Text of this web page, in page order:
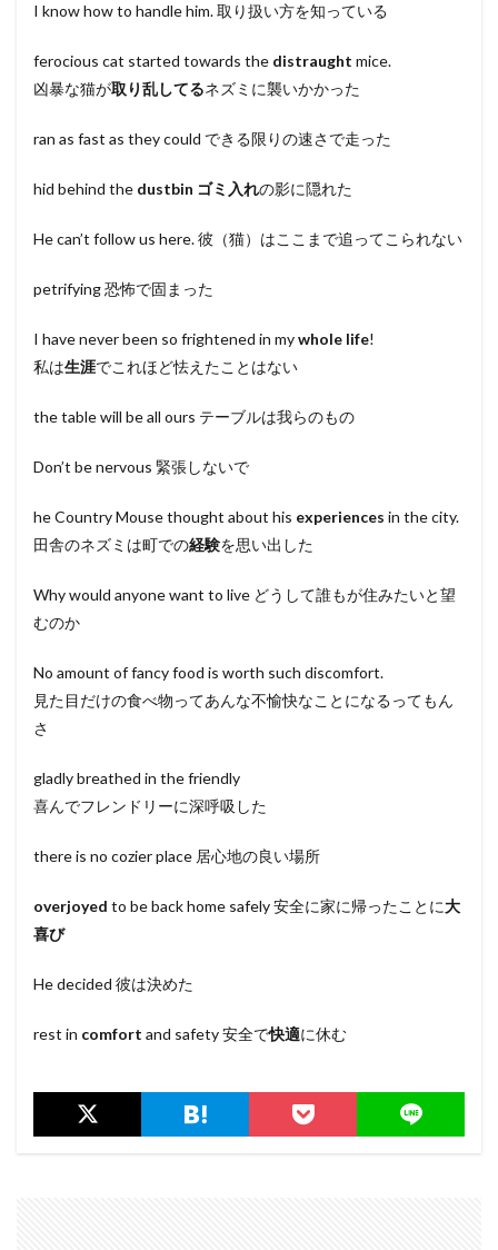
I know how to handle him. 取り扱い方を知っている
ferocious cat started towards the distraught mice.
凶暴な猫が取り乱してるネズミに襲いかかった
ran as fast as they could できる限りの速さで走った
hid behind the dustbin ゴミ入れの影に隠れた
He can’t follow us here. 彼（猫）はここまで追ってこられない
petrifying 恐怖で固まった
I have never been so frightened in mywhole life!
私は生涯でこれほど怯えたことはない
the table will be all ours テーブルは我らのもの
Don’t be nervous 緊張しないで
he Country Mouse thought about his experiences in the city.
田舎のネズミは町での経験を思い出した
Why would anyone want to live どうして誰もが住みたいと望
むのか
No amount of fancy food is worth such discomfort.
見た目だけの食べ物ってあんな不愉快なことになるってもん
さ
gladly breathed in the friendly
喜んでフレンドリーに深呼吸した
there is no cozier place 居心地の良い場所
overjoyed to be back home safely 安全に家に帰ったことに大
喜び
He decided 彼は決めた
rest in comfort and safety 安全で快適に休む